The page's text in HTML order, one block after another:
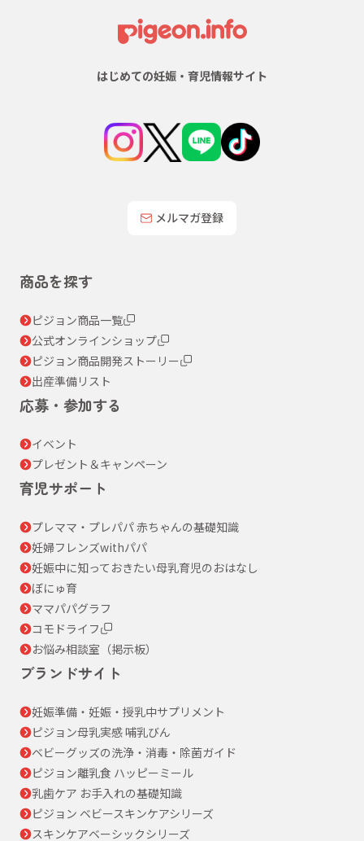
はじめての妊娠・育児情報サイト
メルマガ登録
商品を探す
ピジョン商品一覧
公式オンラインショップ
ピジョン商品開発ストーリー
出産準備リスト
応募・参加する
イベント
プレゼント＆キャンペーン
育児サポート
プレママ・プレパパ 赤ちゃんの基礎知識
妊婦フレンズwithパパ
妊娠中に知っておきたい母乳育児のおはなし
ぼにゅ育
ママパパグラフ
コモドライフ
お悩み相談室（掲示板）
ブランドサイト
妊娠準備・妊娠・授乳中サプリメント
ピジョン母乳実感 哺乳びん
ベビーグッズの洗浄・消毒・除菌ガイド
ピジョン離乳食 ハッピーミール
乳歯ケア お手入れの基礎知識
ピジョン ベビースキンケアシリーズ
スキンケアベーシックシリーズ